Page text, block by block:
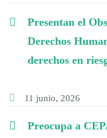
Presentan el
Derechos
derechos en
11 junio, 2026
Preocupa a